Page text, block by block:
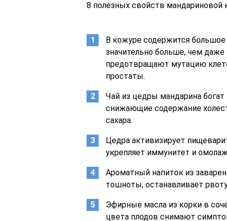
8 полезных свойств мандариновой
В кожуре содержится большое
значительно больше, чем
предотвращают мутацию
простаты.
Чай из цедры мандарина
снижающие содержание
сахара.
Цедра активизирует
укрепляет иммунитет и
Ароматный напиток из
тошноты, останавливает
Эфирные масла из корки в
цвета плодов снимают